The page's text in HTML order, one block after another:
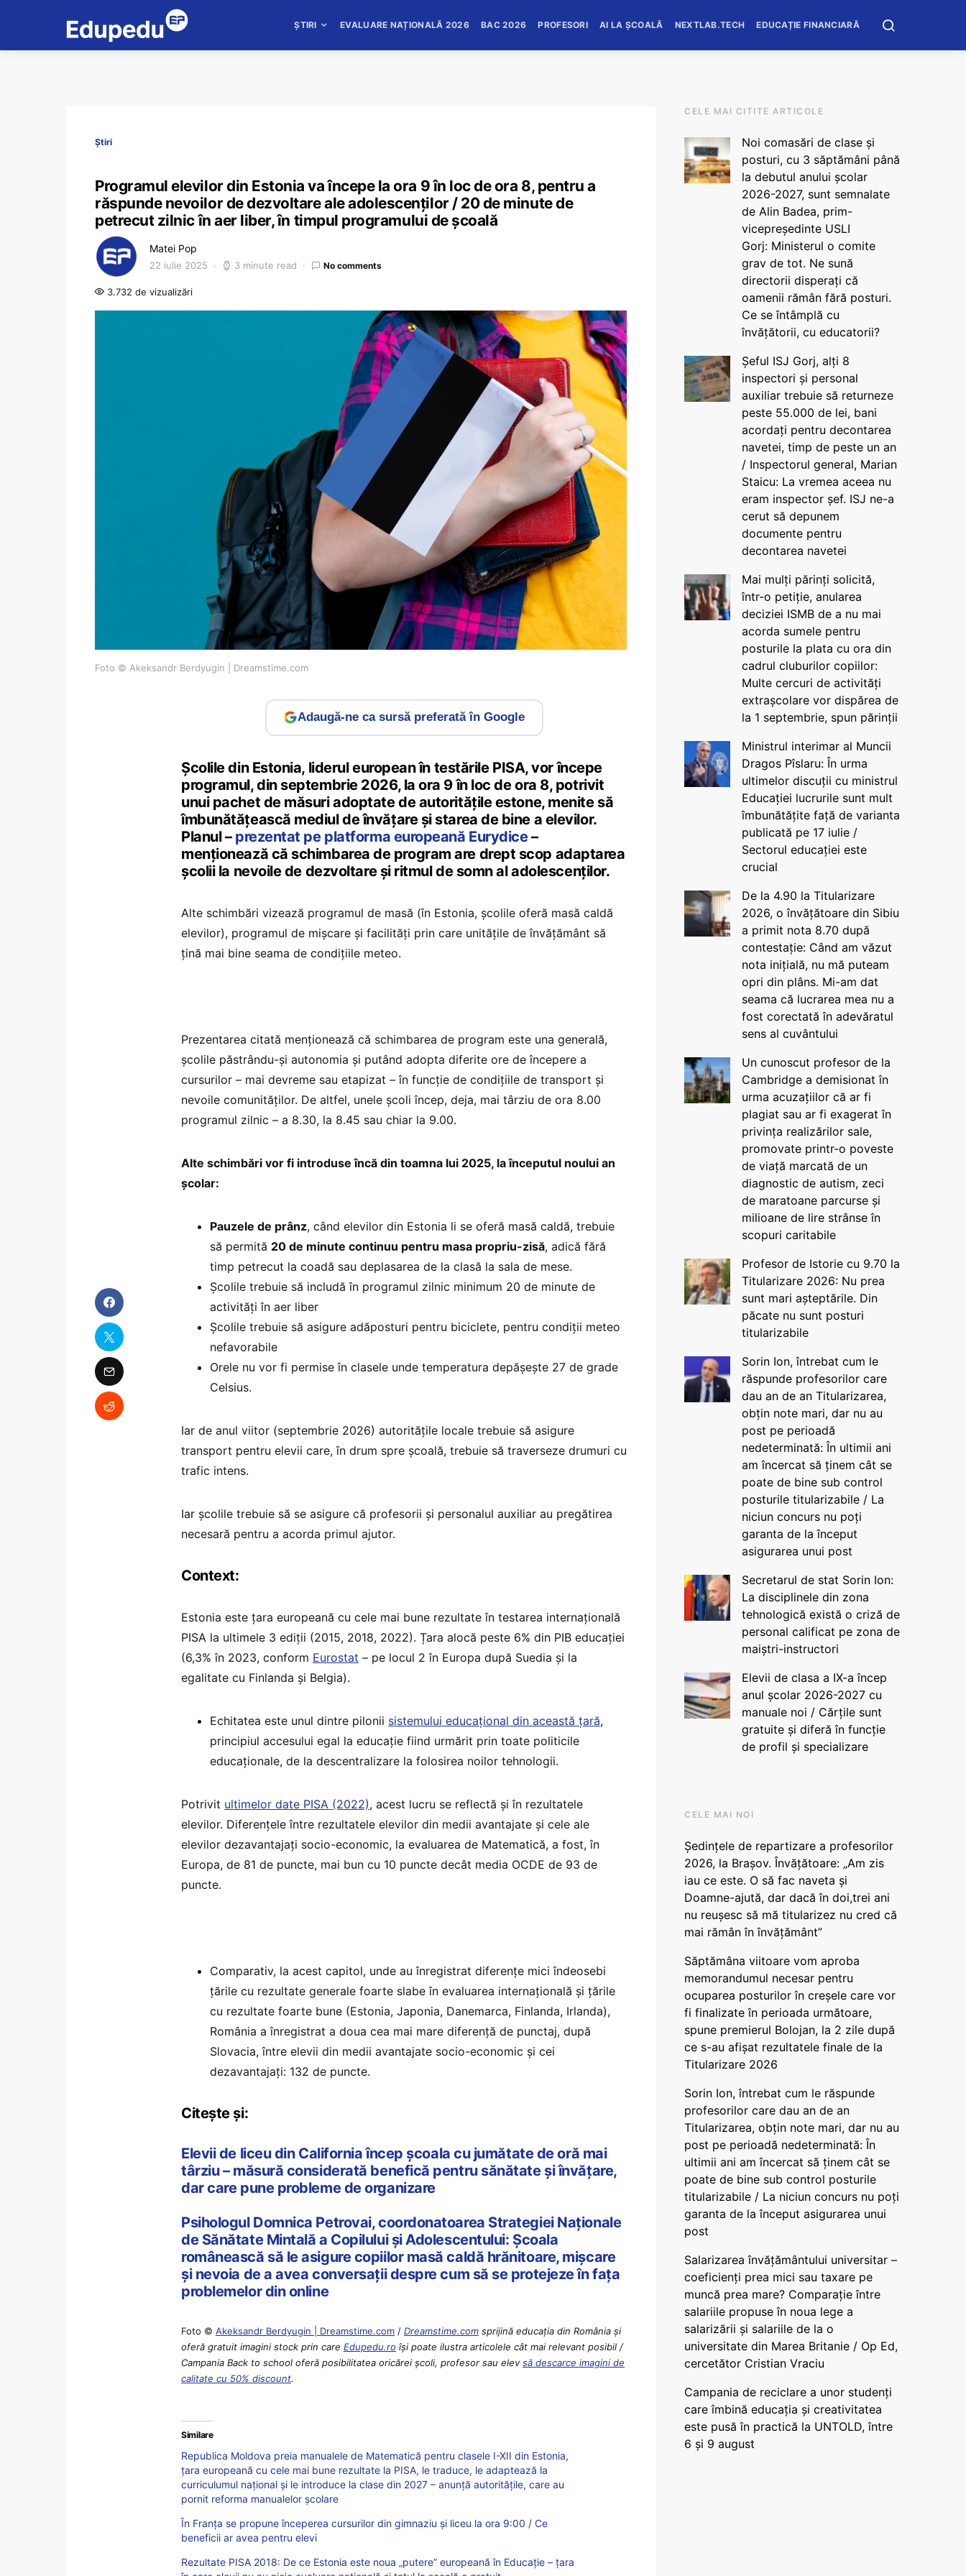
ȘTIRI EVALUARE NAȚIONALĂ 2026 BAC 2026 PROFESORI AI LA ȘCOALĂ NEXTLAB.TECH EDUCAȚIE FINANCIARĂ
Știri
Programul elevilor din Estonia va începe la ora 9 în loc de ora 8, pentru a
răspunde nevoilor de dezvoltare ale adolescenților / 20 de minute de
petrecut zilnic în aer liber, în timpul programului de școală
Matei Pop
22 iulie 2025 3 minute read No comments
3.732 de vizualizări
Foto © Akeksandr Berdyugin | Dreamstime.com
Adaugă-ne ca sursă preferată în Google
Școlile din Estonia, liderul european în testările PISA, vor începe
programul, din septembrie 2026, la ora 9 în loc de ora 8, potrivit
unui pachet de măsuri adoptate de autoritățile estone, menite să
îmbunătățească mediul de învățare și starea de bine a elevilor.
Planul – prezentat pe platforma europeană Eurydice–
menționează că schimbarea de program are drept scop adaptarea
școlii la nevoile de dezvoltare și ritmul de somn al adolescenților.
Alte schimbări vizează programul de masă (în Estonia, școlile oferă masă caldă
elevilor), programul de mișcare și facilități prin care unitățile de învățământ să
țină mai bine seama de condițiile meteo.
Prezentarea citată menționează că schimbarea de program este una generală,
școlile păstrându-și autonomia și putând adopta diferite ore de începere a
cursurilor – mai devreme sau etapizat – în funcție de condițiile de transport și
nevoile comunităților. De altfel, unele școli încep, deja, mai târziu de ora 8.00
programul zilnic – a 8.30, la 8.45 sau chiar la 9.00.
Alte schimbări vor fi introduse încă din toamna lui 2025, la începutul noului an
școlar:
Pauzele de prânz, când elevilor din Estonia li se oferă masă caldă, trebuie
să permită 20 de minute continuu pentru masa propriu-zisă, adică fără
timp petrecut la coadă sau deplasarea de la clasă la sala de mese.
Școlile trebuie să includă în programul zilnic minimum 20 de minute de
activități în aer liber
Școlile trebuie să asigure adăposturi pentru biciclete, pentru condiții meteo
nefavorabile
Orele nu vor fi permise în clasele unde temperatura depășește 27 de grade
Celsius.
Iar de anul viitor (septembrie 2026) autoritățile locale trebuie să asigure
transport pentru elevii care, în drum spre școală, trebuie să traverseze drumuri cu
trafic intens.
Iar școlile trebuie să se asigure că profesorii și personalul auxiliar au pregătirea
necesară pentru a acorda primul ajutor.
Context:
Estonia este țara europeană cu cele mai bune rezultate în testarea internațională
PISA la ultimele 3 ediții (2015, 2018, 2022). Țara alocă peste 6% din PIB educației
(6,3% în 2023, conform Eurostat – pe locul 2 în Europa după Suedia și la
egalitate cu Finlanda și Belgia).
Echitatea este unul dintre pilonii sistemului educațional din această țară,
principiul accesului egal la educație fiind urmărit prin toate politicile
educaționale, de la descentralizare la folosirea noilor tehnologii.
Potrivit ultimelor date PISA (2022), acest lucru se reflectă și în rezultatele
elevilor. Diferențele între rezultatele elevilor din medii avantajate și cele ale
elevilor dezavantajați socio-economic, la evaluarea de Matematică, a fost, în
Europa, de 81 de puncte, mai bun cu 10 puncte decât media OCDE de 93 de
puncte.
Comparativ, la acest capitol, unde au înregistrat diferențe mici îndeosebi
țările cu rezultate generale foarte slabe în evaluarea internațională și țările
cu rezultate foarte bune (Estonia, Japonia, Danemarca, Finlanda, Irlanda),
România a înregistrat a doua cea mai mare diferență de punctaj, după
Slovacia, între elevii din medii avantajate socio-economic și cei
dezavantajați: 132 de puncte.
Citește și:
Elevii de liceu din California încep școala cu jumătate de oră mai
târziu – măsură considerată benefică pentru sănătate și învățare,
dar care pune probleme de organizare
Psihologul Domnica Petrovai, coordonatoarea Strategiei Naționale
de Sănătate Mintală a Copilului și Adolescentului: Școala
românească să le asigure copiilor masă caldă hrănitoare, mișcare
și nevoia de a avea conversații despre cum să se protejeze în fața
problemelor din online
Foto © Akeksandr Berdyugin | Dreamstime.com / Dreamstime.com sprijină educaţia din România şi
oferă gratuit imagini stock prin care Edupedu.ro îşi poate ilustra articolele cât mai relevant posibil /
Campania Back to school oferă posibilitatea oricărei școli, profesor sau elevsă descarce imagini de
calitate cu 50% discount.
Similare
Republica Moldova preia manualele de Matematică pentru clasele I-XII din Estonia,
țara europeană cu cele mai bune rezultate la PISA, le traduce, le adaptează la
curriculumul național și le introduce la clase din 2027 – anunță autoritățile, care au
pornit reforma manualelor școlare
În Franța se propune începerea cursurilor din gimnaziu și liceu la ora 9:00 / Ce
beneficii ar avea pentru elevi
Rezultate PISA 2018: De ce Estonia este noua „putere” europeană în Educație – țara
CELE MAI CITITE ARTICOLE
Noi comasări de clase și
posturi, cu 3 săptămâni până
la debutul anului școlar
2026-2027, sunt semnalate
de Alin Badea, prim-
vicepreședinte USLI
Gorj: Ministerul o comite
grav de tot. Ne sună
directorii disperați că
oamenii rămân fără posturi.
Ce se întâmplă cu
învățătorii, cu educatorii?
Șeful ISJ Gorj, alți 8
inspectori și personal
auxiliar trebuie să returneze
peste 55.000 de lei, bani
acordați pentru decontarea
navetei, timp de peste un an
/ Inspectorul general, Marian
Staicu: La vremea aceea nu
eram inspector șef. ISJ ne-a
cerut să depunem
documente pentru
decontarea navetei
Mai mulți părinți solicită,
într-o petiție, anularea
deciziei ISMB de a nu mai
acorda sumele pentru
posturile la plata cu ora din
cadrul cluburilor copiilor:
Multe cercuri de activități
extrașcolare vor dispărea de
la 1 septembrie, spun părinții
Ministrul interimar al Muncii
Dragos Pîslaru: În urma
ultimelor discuții cu ministrul
Educației lucrurile sunt mult
îmbunătățite față de varianta
publicată pe 17 iulie /
Sectorul educației este
crucial
De la 4.90 la Titularizare
2026, o învățătoare din Sibiu
a primit nota 8.70 după
contestație: Când am văzut
nota inițială, nu mă puteam
opri din plâns. Mi-am dat
seama că lucrarea mea nu a
fost corectată în adevăratul
sens al cuvântului
Un cunoscut profesor de la
Cambridge a demisionat în
urma acuzațiilor că ar fi
plagiat sau ar fi exagerat în
privința realizărilor sale,
promovate printr-o poveste
de viață marcată de un
diagnostic de autism, zeci
de maratoane parcurse și
milioane de lire strânse în
scopuri caritabile
Profesor de Istorie cu 9.70 la
Titularizare 2026: Nu prea
sunt mari așteptările. Din
păcate nu sunt posturi
titularizabile
Sorin Ion, întrebat cum le
răspunde profesorilor care
dau an de an Titularizarea,
obțin note mari, dar nu au
post pe perioadă
nedeterminată: În ultimii ani
am încercat să ținem cât se
poate de bine sub control
posturile titularizabile / La
niciun concurs nu poți
garanta de la început
asigurarea unui post
Secretarul de stat Sorin Ion:
La disciplinele din zona
tehnologică există o criză de
personal calificat pe zona de
maiștri-instructori
Elevii de clasa a IX-a încep
anul școlar 2026-2027 cu
manuale noi / Cărțile sunt
gratuite și diferă în funcție
de profil și specializare
CELE MAI NOI
Ședințele de repartizare a profesorilor
2026, la Brașov. Învățătoare: „Am zis
iau ce este. O să fac naveta și
Doamne-ajută, dar dacă în doi,trei ani
nu reușesc să mă titularizez nu cred că
mai rămân în învățământ”
Săptămâna viitoare vom aproba
memorandumul necesar pentru
ocuparea posturilor în creșele care vor
fi finalizate în perioada următoare,
spune premierul Bolojan, la 2 zile după
ce s-au afișat rezultatele finale de la
Titularizare 2026
Sorin Ion, întrebat cum le răspunde
profesorilor care dau an de an
Titularizarea, obțin note mari, dar nu au
post pe perioadă nedeterminată: În
ultimii ani am încercat să ținem cât se
poate de bine sub control posturile
titularizabile / La niciun concurs nu poți
garanta de la început asigurarea unui
post
Salarizarea învățământului universitar –
coeficienți prea mici sau taxare pe
muncă prea mare? Comparație între
salariile propuse în noua lege a
salarizării și salariile de la o
universitate din Marea Britanie / Op Ed,
cercetător Cristian Vraciu
Campania de reciclare a unor studenți
care îmbină educația și creativitatea
este pusă în practică la UNTOLD, între
6 și 9 august